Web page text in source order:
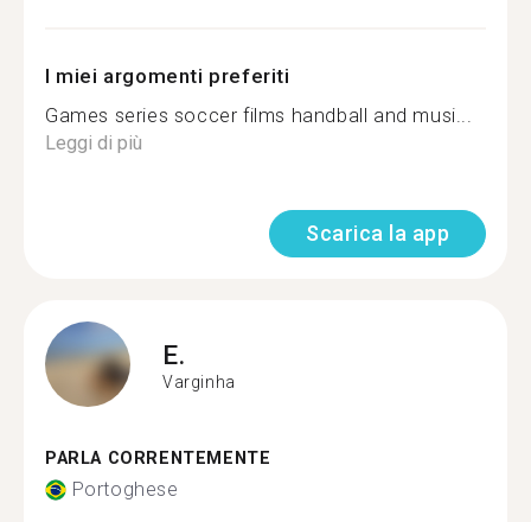
I miei argomenti preferiti
Games series soccer films handball and musi...
Leggi di più
Scarica la app
E.
Varginha
PARLA CORRENTEMENTE
Portoghese